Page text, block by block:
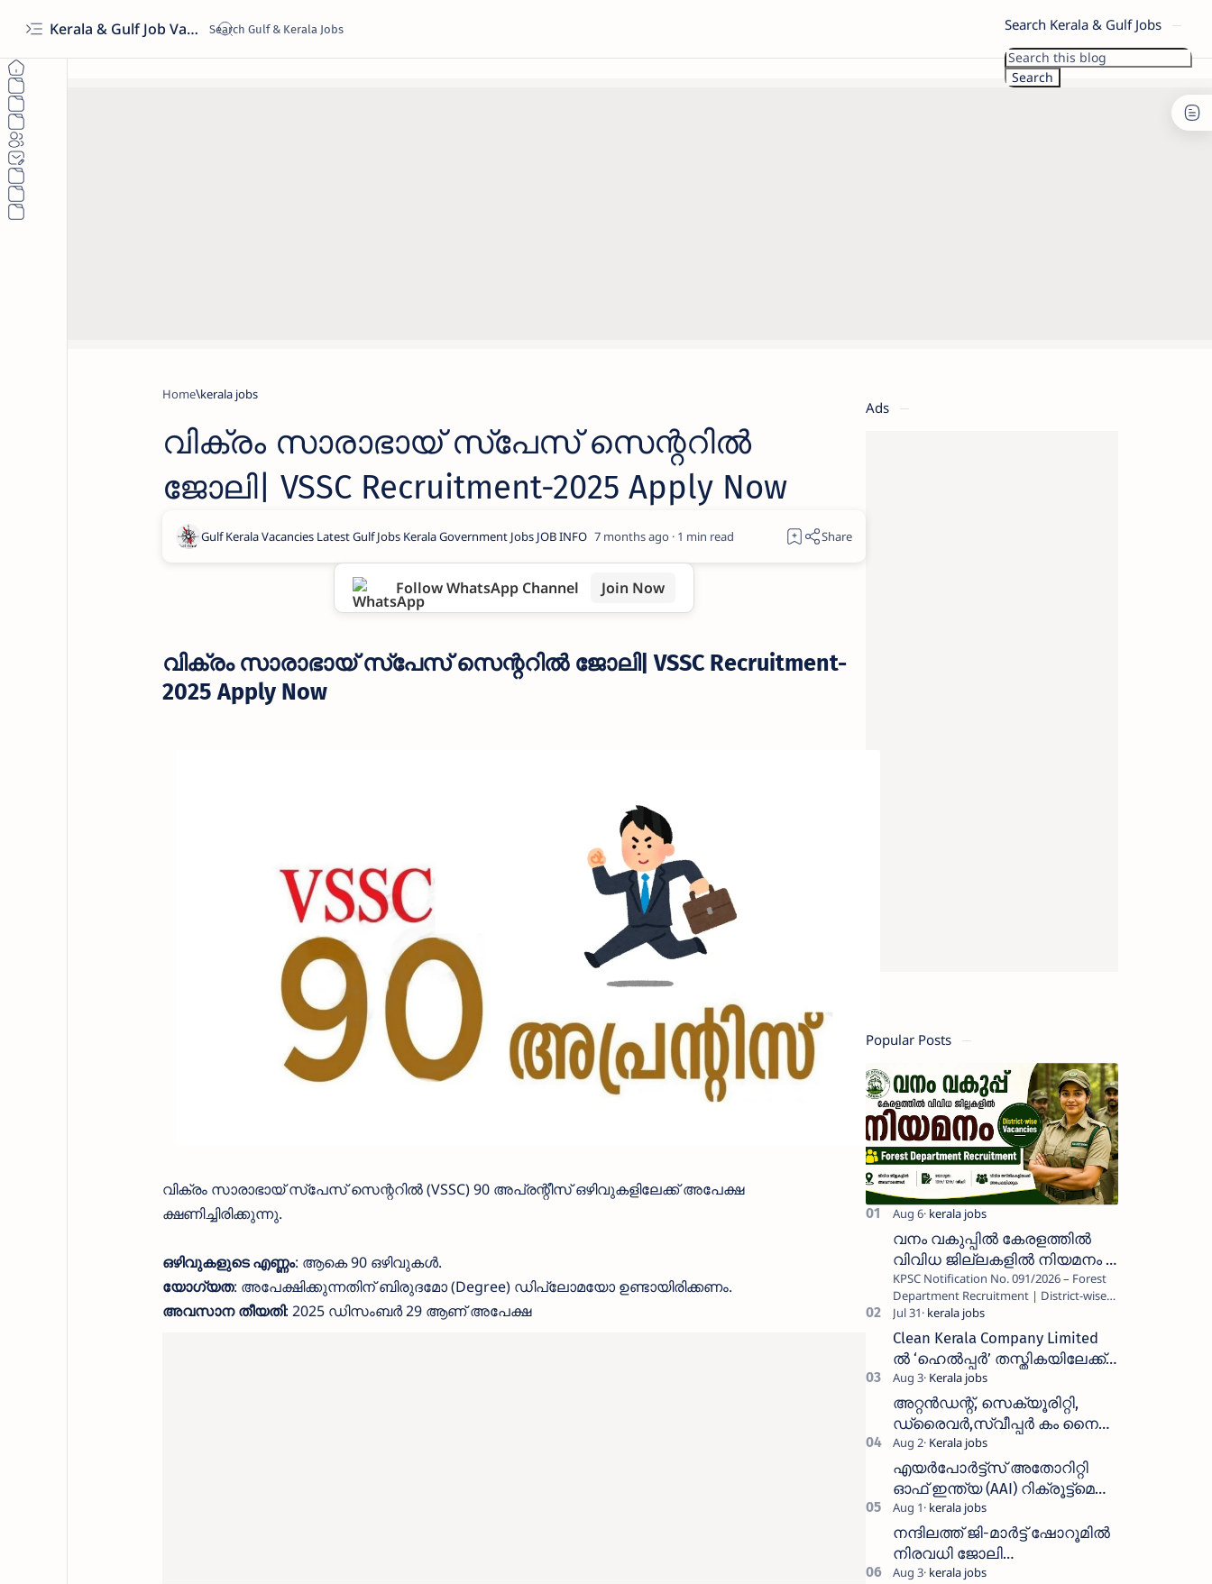
Kerala & Gulf Job Vacancies 2026 | Latest Govt & Private Jobs Search Kerala & Gulf Jobs
Home kerala jobs
വിക്രം സാരാഭായ് സ്പേസ് സെന്ററിൽ
ജോലി| VSSC Recruitment-2025 Apply Now
7 months ago 1
Follow WhatsApp Channel Join Now
വിക്രം സാരാഭായ് സ്പേസ് സെന്ററിൽ ജോലി| VSSC Recruitment-
2025 Apply Now
വിക്രം സാരാഭായ് സ്പേസ് സെന്ററിൽ (VSSC) 90 അപ്രന്റീസ് ഒഴിവുകളിലേക്ക് അപേക്ഷ
ക്ഷണിച്ചിരിക്കുന്നു.
ഒഴിവുകളുടെ എണ്ണം: ആകെ 90 ഒഴിവുകൾ.
യോഗ്യത: അപേക്ഷിക്കുന്നതിന് ബിരുദമോ (Degree) ഡിപ്ലോമയോ ഉണ്ടായിരിക്കണം.
അവസാന തീയതി: 2025 ഡിസംബർ 29 ആണ് അപേക്ഷ
Ads
Popular Posts
വനം വകുപ്പിൽ കേരളത്തിൽ
വിവിധ ജില്ലകളിൽ നിയമനം _
Forest Department Recruitment |
District-wise Vacancies
KPSC Notification No. 091/2026 – Forest
Department Recruitment | District-wise
Vacancies പത്തനംതിട്ട, ഇടുക്കി,
എറണാകുളം, തൃശൂർ, പാലക്കാട്…
Clean Kerala Company Limited
ൽ ‘ഹെൽപ്പർ’ തസ്തികയിലേക്ക്
വാക്ക്-ഇൻ ഇന്റർവ്യൂ
നടത്തുന്നു
അറ്റൻഡന്റ്, സെക്യൂരിറ്റി,
ഡ്രൈവർ,സ്വീപ്പർ കം നൈറ്റ്
വാച്ച്മാൻ തുടങ്ങി നിരവധി
ഒഴിവുകൾ
എയർപോർട്ട്സ് അതോറിറ്റി
ഓഫ് ഇന്ത്യ (AAI) റിക്രൂട്ട്മെന്റ്
2026: 800+ ഒഴിവുകൾ,
അപേക്ഷിക്കാനുള്ള അവസാന
തീയതി സെപ്റ്റംബർ 7
നന്ദിലത്ത് ജി-മാർട്ട് ഷോറൂമിൽ
നിരവധി ജോലി
ഒഴിവുകൾ|Nandilath G-Mart